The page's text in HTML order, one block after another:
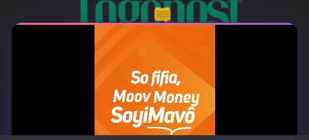
À PROPOS
Togo Post est un site d'information en ligne ...